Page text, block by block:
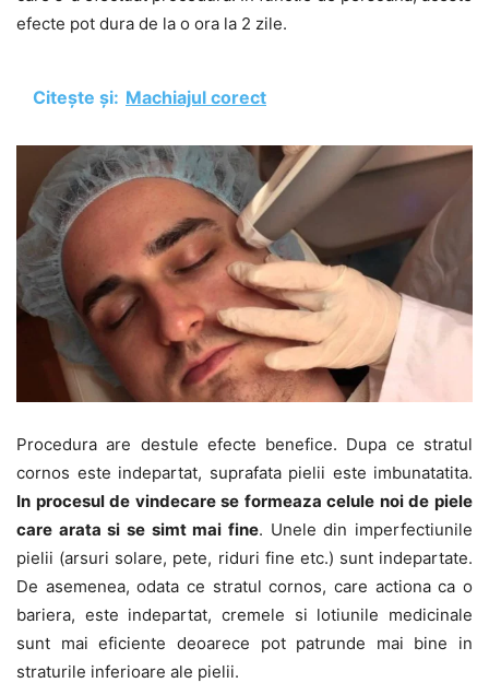
efecte pot dura de la o ora la 2 zile.
Citește și: Machiajul corect
Procedura are destule efecte benefice. Dupa ce stratul
cornos este indepartat, suprafata pielii este imbunatatita.
In procesul de vindecare se formeaza celule noi de piele
care arata si se simt mai fine. Unele din imperfectiunile
pielii (arsuri solare, pete, riduri fine etc.) sunt indepartate.
De asemenea, odata ce stratul cornos, care actiona ca o
bariera, este indepartat, cremele si lotiunile medicinale
sunt mai eficiente deoarece pot patrunde mai bine in
straturile inferioare ale pielii.